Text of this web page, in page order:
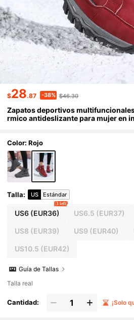
$28.87 -38% $46.30
Zapatos deportivos
rmico antideslizante para mujer en
Color: Rojo
Talla: US Estándar
US6(EUR36)
3 left
US6.5 (EUR37)
US8 (EUR39) US9 (EUR40)
US10.5 (EUR42)
Guía de Tallas
Talla real
Cantidad: ¡Solo